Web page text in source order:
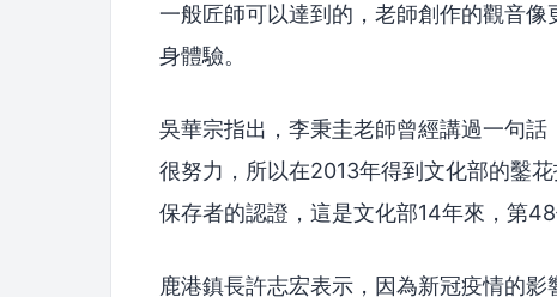
一般匠師可以達到的，老師創作的觀音
身體驗。
吳華宗指出，李秉圭老師曾經講過一句
很努力，所以在2013年得到文化部的鑿
保存者的認證，這是文化部14年來，第48
鹿港鎮長許志宏表示，因為新冠疫情的